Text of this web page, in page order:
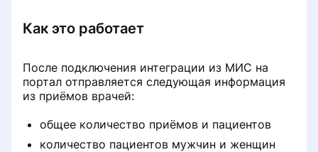
Как удалить свой отзыв с портала
Отзыв отклонен. Что происходит
дальше
Написал отзыв и не вижу его
⚠️ Как записаться на анализы
Личный кабинет и МедТочка
Запись на приём
Как это работает
После подключения интеграции из МИС на
портал отправляется следующая информация
из приёмов врачей:
общее количество приёмов и пациентов
количество пациентов мужчин и женщин